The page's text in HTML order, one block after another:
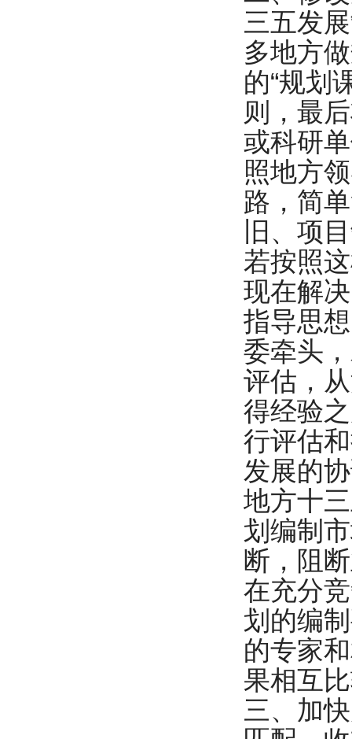
三五发
多地方
的“规划
则，最
或科研
照地方
路，简
旧、项
若按照
现在解
指导思
委牵头
评估，
得经验
行评估
发展的
地方十
划编制
断，阻
在充分
划的编
的专家
果相互
三、加